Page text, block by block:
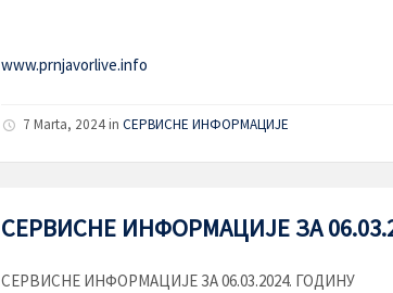
www.prnjavorlive.info
7 Marta, 2024in СЕРВИСНЕ ИНФОРМАЦИЈЕ
СЕРВИСНЕ ИНФОРМАЦИЈЕ ЗА
СЕРВИСНЕ ИНФОРМАЦИЈЕ ЗА 06.03.2024. ГОДИНУ